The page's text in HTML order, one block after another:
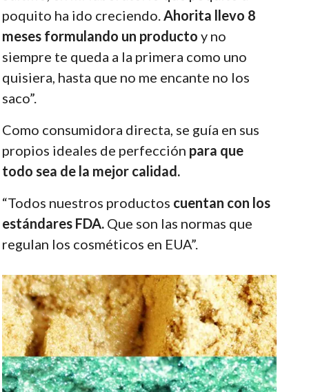
poquito ha ido creciendo.Ahorita llevo 8
meses formulando un producto y no
siempre te queda a la primera como uno
quisiera, hasta que no me encante no los
saco”.
Como consumidora directa, se guía en sus
propios ideales de perfección para que
todo sea de la mejor calidad.
“Todos nuestros productos cuentan con los
estándares FDA.Que son las normas que
regulan los cosméticos en EUA”.